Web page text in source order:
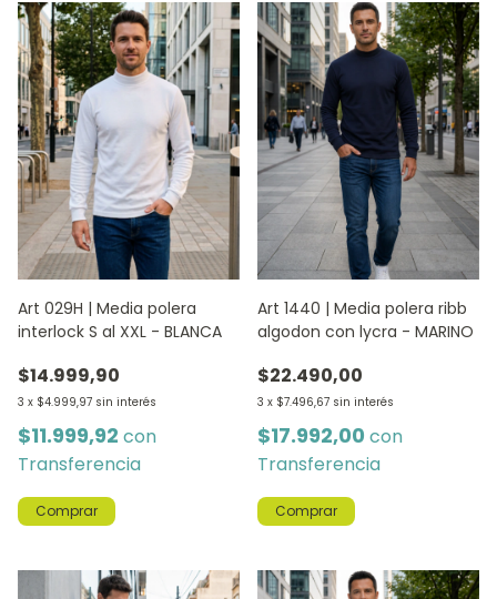
Art 029H | Media polera
interlock S al XXL - BLANCA
$14.999,90
3 x $4.999,97 sin interés
$11.999,92 con
Transferencia
Comprar
Art 1440 | Media polera ribb
algodon con lycra - MARINO
$22.490,00
3 x $7.496,67 sin interés
$17.992,00 con
Transferencia
Comprar